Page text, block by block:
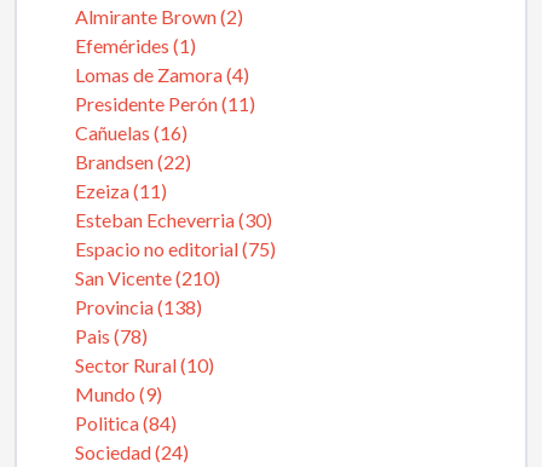
Almirante Brown (2)
Efemérides (1)
Lomas de Zamora (4)
Presidente Perón (11)
Cañuelas (16)
Brandsen (22)
Ezeiza (11)
Esteban Echeverria (30)
Espacio no editorial (75)
San Vicente (210)
Provincia (138)
Pais (78)
Sector Rural (10)
Mundo (9)
Politica (84)
Sociedad (24)